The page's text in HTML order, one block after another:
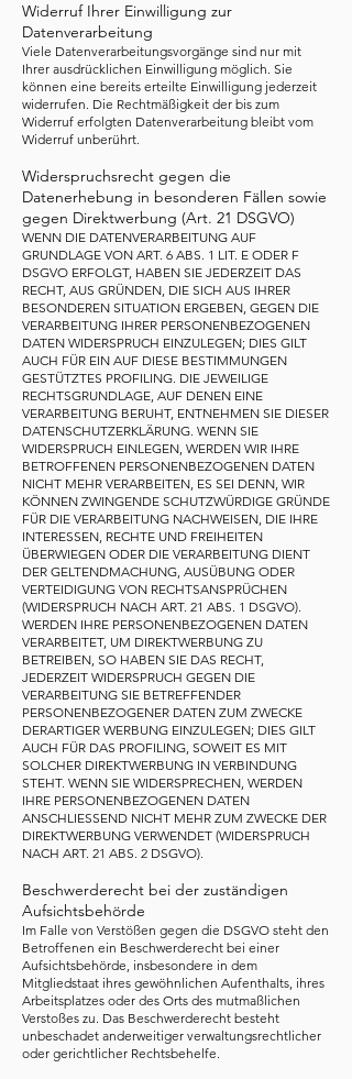
Widerruf Ihrer Einwilligung zur
Datenverarbeitung
Viele Datenverarbeitungsvorgänge sind nur mit
Ihrer ausdrücklichen Einwilligung möglich. Sie
können eine bereits erteilte Einwilligung jederzeit
widerrufen. Die Rechtmäßigkeit der bis zum
Widerruf erfolgten Datenverarbeitung bleibt vom
Widerruf unberührt.
Widerspruchsrecht gegen die
Datenerhebung in besonderen Fällen sowie
gegen Direktwerbung (Art. 21 DSGVO)
WENN DIE DATENVERARBEITUNG AUF
GRUNDLAGE VON ART. 6 ABS. 1 LIT. E ODER F
DSGVO ERFOLGT, HABEN SIE JEDERZEIT DAS
RECHT, AUS GRÜNDEN, DIE SICH AUS IHRER
BESONDEREN SITUATION ERGEBEN, GEGEN DIE
VERARBEITUNG IHRER PERSONENBEZOGENEN
DATEN WIDERSPRUCH EINZULEGEN; DIES GILT
AUCH FÜR EIN AUF DIESE BESTIMMUNGEN
GESTÜTZTES PROFILING. DIE JEWEILIGE
RECHTSGRUNDLAGE, AUF DENEN EINE
VERARBEITUNG BERUHT, ENTNEHMEN SIE DIESER
DATENSCHUTZERKLÄRUNG. WENN SIE
WIDERSPRUCH EINLEGEN, WERDEN WIR IHRE
BETROFFENEN PERSONENBEZOGENEN DATEN
NICHT MEHR VERARBEITEN, ES SEI DENN, WIR
KÖNNEN ZWINGENDE SCHUTZWÜRDIGE GRÜNDE
FÜR DIE VERARBEITUNG NACHWEISEN, DIE IHRE
INTERESSEN, RECHTE UND FREIHEITEN
ÜBERWIEGEN ODER DIE VERARBEITUNG DIENT
DER GELTENDMACHUNG, AUSÜBUNG ODER
VERTEIDIGUNG VON RECHTSANSPRÜCHEN
(WIDERSPRUCH NACH ART. 21 ABS. 1 DSGVO).
WERDEN IHRE PERSONENBEZOGENEN DATEN
VERARBEITET, UM DIREKTWERBUNG ZU
BETREIBEN, SO HABEN SIE DAS RECHT,
JEDERZEIT WIDERSPRUCH GEGEN DIE
VERARBEITUNG SIE BETREFFENDER
PERSONENBEZOGENER DATEN ZUM ZWECKE
DERARTIGER WERBUNG EINZULEGEN; DIES GILT
AUCH FÜR DAS PROFILING, SOWEIT ES MIT
SOLCHER DIREKTWERBUNG IN VERBINDUNG
STEHT. WENN SIE WIDERSPRECHEN, WERDEN
IHRE PERSONENBEZOGENEN DATEN
ANSCHLIESSEND NICHT MEHR ZUM ZWECKE DER
DIREKTWERBUNG VERWENDET (WIDERSPRUCH
NACH ART. 21 ABS. 2 DSGVO).
Beschwerderecht bei der zuständigen
Aufsichtsbehörde
Im Falle von Verstößen gegen die DSGVO steht den
Betroffenen ein Beschwerderecht bei einer
Aufsichtsbehörde, insbesondere in dem
Mitgliedstaat ihres gewöhnlichen Aufenthalts, ihres
Arbeitsplatzes oder des Orts des mutmaßlichen
Verstoßes zu. Das Beschwerderecht besteht
unbeschadet anderweitiger verwaltungsrechtlicher
oder gerichtlicher Rechtsbehelfe.